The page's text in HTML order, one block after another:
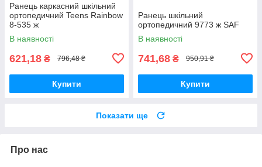
Ранець каркасний шкільний
ортопедичний Teens Rainbow
8-535 ж
В наявності
621,18 ₴ 796,48 ₴
Купити
Ранець шкільний
ортопедичний 9773 ж SAF
В наявності
741,68 ₴ 950,91 ₴
Купити
Показати ще
Про нас